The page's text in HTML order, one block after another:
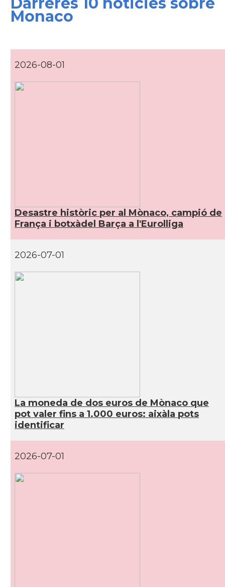
Monaco
2026-08-01
Desastre històric per al Mònaco, campió de
França i botxàdel Barça a l'Eurolliga
2026-07-01
La moneda de dos euros de Mònaco que
pot valer fins a 1.000 euros: aixàla pots
identificar
2026-07-01